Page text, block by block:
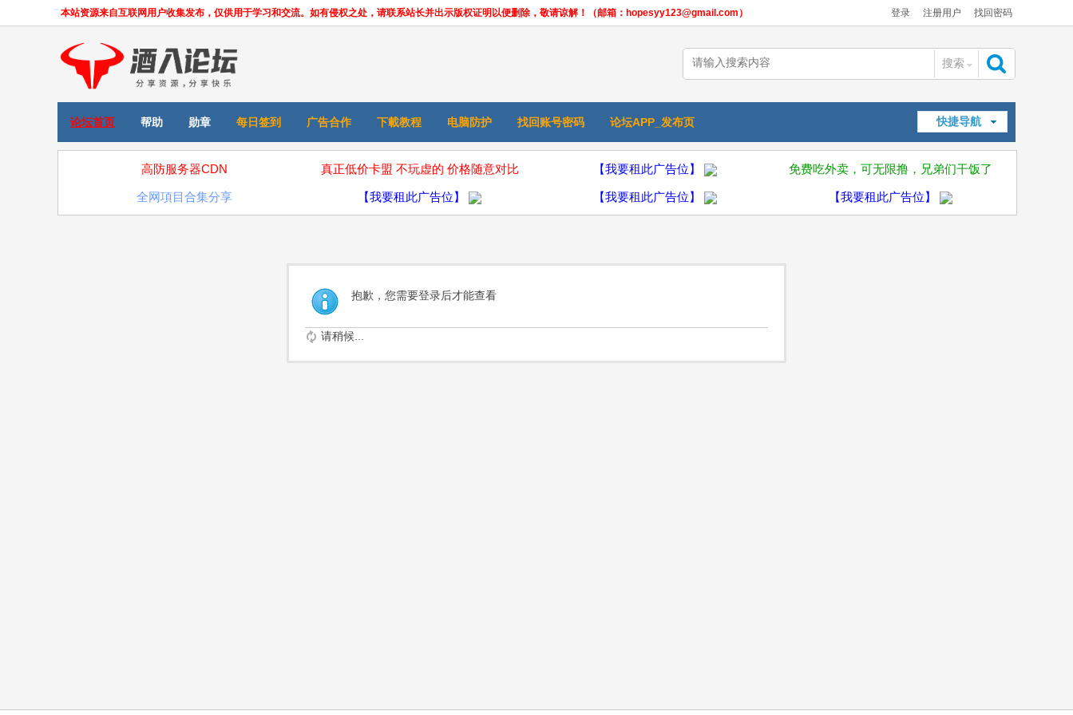
本站资源来自互联网用户收集发布，仅供用于学习和交流。如有侵权之处，请联系站长并出示版权证明以便删除，敬请谅解！（邮箱：hopesyy123@gmail.com） 登录 注册用户 找回密码
搜索
索
快捷导航
论坛首页 帮助 勋章 每日签到 广告合作 下載教程 电脑防护 找回账号密码 论坛APP_发布页
高防服务器CDN 真正低价卡盟 不玩虚的 价格随意对比 【我要租此广告位】 免费吃外卖，可无限撸，兄弟们干饭了
全网項目合集分享 【我要租此广告位】 【我要租此广告位】 【我要租此广告位】
抱歉，您需要登录后才能查看
请稍候...